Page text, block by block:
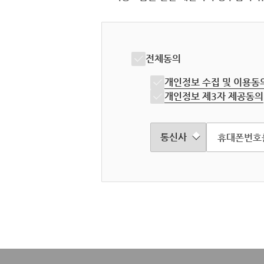
전체동의
개인정보 수집 및 이용동
개인정보 제3자 제공동의